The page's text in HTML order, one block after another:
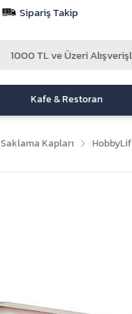
Sipariş Takip
Kafe & Restoran
Saklama Kapları